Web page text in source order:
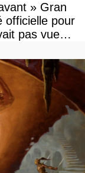
» Gran
officielle pour
pas vue